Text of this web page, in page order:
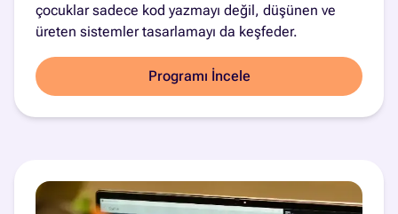
çocuklar sadece kod yazmayı değil, düşünen ve
üreten sistemler tasarlamayı da keşfeder.
Programı İncele